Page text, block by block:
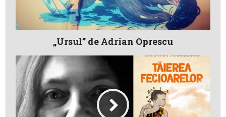
„Ursul” de Adrian Oprescu